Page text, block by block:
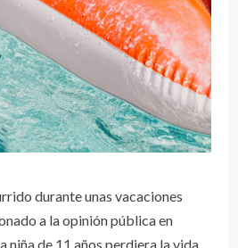
durante unas vacaciones
a la opinión pública en
niña de 11 años perdiera la vida